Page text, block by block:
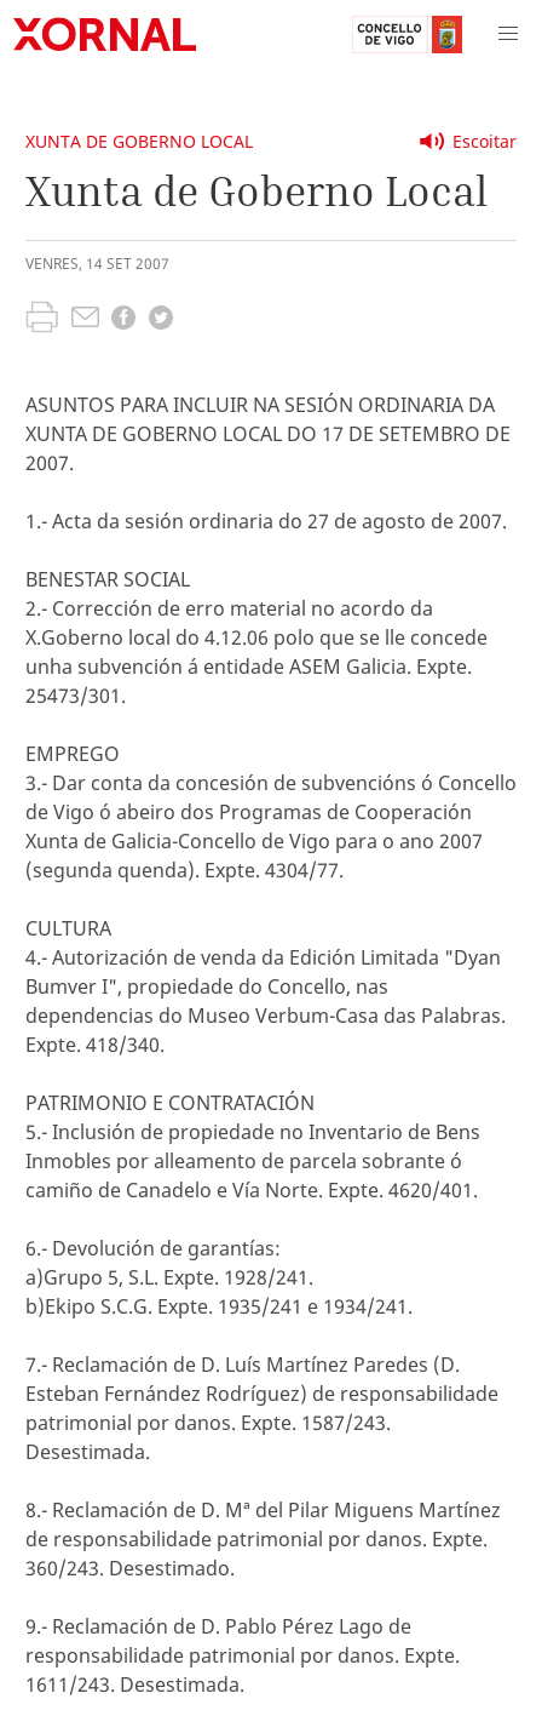
Escoitar
XUNTA DE GOBERNO LOCAL
Xunta de Goberno Local
VENRES, 14SET2007
ASUNTOS PARA INCLUIR NA SESIÓN ORDINARIA DA
XUNTA DE GOBERNO LOCAL DO 17 DE SETEMBRO DE
2007.
1.- Acta da sesión ordinaria do 27 de agosto de 2007.
BENESTAR SOCIAL
2.- Corrección de erro material no acordo da
X.Goberno local do 4.12.06 polo que se lle concede
unha subvención á entidade ASEM Galicia. Expte.
25473/301.
EMPREGO
3.- Dar conta da concesión de subvencións ó Concello
de Vigo ó abeiro dos Programas de Cooperación
Xunta de Galicia-Concello de Vigo para o ano 2007
(segunda quenda). Expte. 4304/77.
CULTURA
4.- Autorización de venda da Edición Limitada "Dyan
Bumver I", propiedade do Concello, nas
dependencias do Museo Verbum-Casa das Palabras.
Expte. 418/340.
PATRIMONIO E CONTRATACIÓN
5.- Inclusión de propiedade no Inventario de Bens
Inmobles por alleamento de parcela sobrante ó
camiño de Canadelo e Vía Norte. Expte. 4620/401.
6.- Devolución de garantías:
a)Grupo 5, S.L. Expte. 1928/241.
b)Ekipo S.C.G. Expte. 1935/241 e 1934/241.
7.- Reclamación de D. Luís Martínez Paredes (D.
Esteban Fernández Rodríguez) de responsabilidade
patrimonial por danos. Expte. 1587/243.
Desestimada.
8.- Reclamación de D. Mª del Pilar Miguens Martínez
de responsabilidade patrimonial por danos. Expte.
360/243. Desestimado.
9.- Reclamación de D. Pablo Pérez Lago de
responsabilidade patrimonial por danos. Expte.
1611/243. Desestimada.